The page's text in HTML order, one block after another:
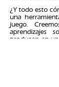
¿Y todo esto
una
juego.
aprendizajes
producen en